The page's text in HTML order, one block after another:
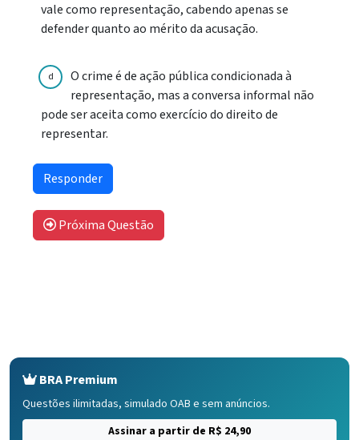
vale como representação, cabendo apenas se
defender quanto ao mérito da acusação.
d
O crime é de ação pública condicionada à
representação, mas a conversa informal não
pode ser aceita como exercício do direito de
representar.
Próxima Questão
BRA Premium
Questões ilimitadas, simulado OAB e sem anúncios.
Assinar a partir de R$ 24,90